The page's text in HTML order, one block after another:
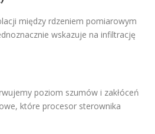
między rdzeniem pomiarowym
wskazuje na infiltrację
poziom szumów i zakłóceń
które procesor sterownika